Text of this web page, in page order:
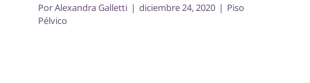
PorAlexandra Galletti | diciembre 24, 2020 | Piso
Pélvico